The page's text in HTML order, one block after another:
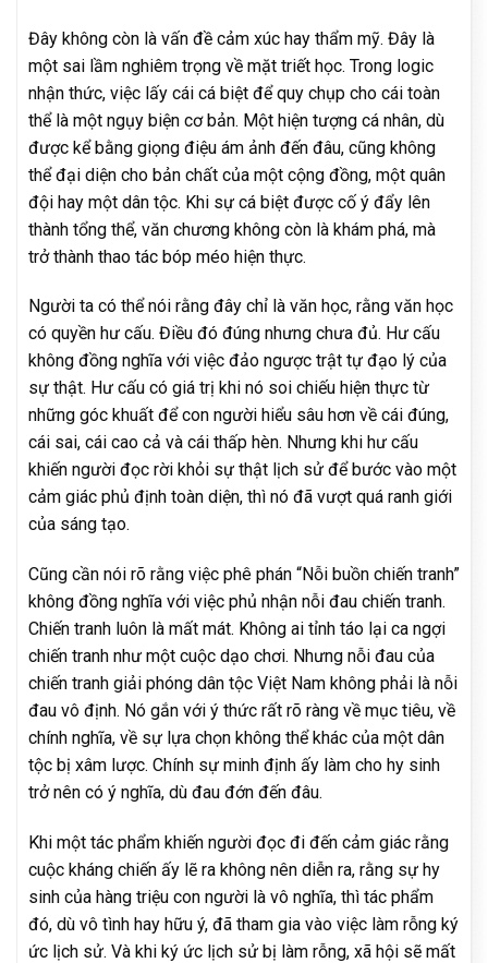
Đây không còn là vấn đề cảm xúc hay thẩm mỹ. Đây là
một sai lầm nghiêm trọng về mặt triết học. Trong logic
nhận thức, việc lấy cái cá biệt để quy chụp cho cái toàn
thể là một ngụy biện cơ bản. Một hiện tượng cá nhân, dù
được kể bằng giọng điệu ám ảnh đến đâu, cũng không
thể đại diện cho bản chất của một cộng đồng, một quân
đội hay một dân tộc. Khi sự cá biệt được cố ý đẩy lên
thành tổng thể, văn chương không còn là khám phá, mà
trở thành thao tác bóp méo hiện thực.
Người ta có thể nói rằng đây chỉ là văn học, rằng văn học
có quyền hư cấu. Điều đó đúng nhưng chưa đủ. Hư cấu
không đồng nghĩa với việc đảo ngược trật tự đạo lý của
sự thật. Hư cấu có giá trị khi nó soi chiếu hiện thực từ
những góc khuất để con người hiểu sâu hơn về cái đúng,
cái sai, cái cao cả và cái thấp hèn. Nhưng khi hư cấu
khiến người đọc rời khỏi sự thật lịch sử để bước vào một
cảm giác phủ định toàn diện, thì nó đã vượt quá ranh giới
của sáng tạo.
Cũng cần nói rõ rằng việc phê phán “Nỗi buồn chiến tranh”
không đồng nghĩa với việc phủ nhận nỗi đau chiến tranh.
Chiến tranh luôn là mất mát. Không ai tỉnh táo lại ca ngợi
chiến tranh như một cuộc dạo chơi. Nhưng nỗi đau của
chiến tranh giải phóng dân tộc Việt Nam không phải là nỗi
đau vô định. Nó gắn với ý thức rất rõ ràng về mục tiêu, về
chính nghĩa, về sự lựa chọn không thể khác của một dân
tộc bị xâm lược. Chính sự minh định ấy làm cho hy sinh
trở nên có ý nghĩa, dù đau đớn đến đâu.
Khi một tác phẩm khiến người đọc đi đến cảm giác rằng
cuộc kháng chiến ấy lẽ ra không nên diễn ra, rằng sự hy
sinh của hàng triệu con người là vô nghĩa, thì tác phẩm
đó, dù vô tình hay hữu ý, đã tham gia vào việc làm rỗng ký
ức lịch sử. Và khi ký ức lịch sử bị làm rỗng, xã hội sẽ mất